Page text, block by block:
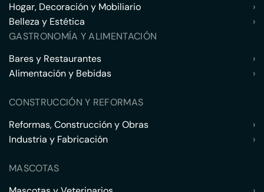
Hogar, Decoración y Mobiliario
›
Belleza y Estética
›
GASTRONOMÍA Y ALIMENTACIÓN
Bares y Restaurantes
›
Alimentación y Bebidas
›
CONSTRUCCIÓN Y REFORMAS
Reformas, Construcción y Obras
›
Industria y Fabricación
›
MASCOTAS